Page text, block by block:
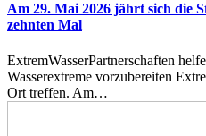
Am 29. Mai 2026 jährt sich die
zehnten Mal
ExtremWasserPartnerschaften
Wasserextreme vorzubereiten
Ort treffen. Am…